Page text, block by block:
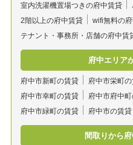
室内洗濯機置場つきの府中賃貸
2階以上の府中賃貸
wifi無料の
テナント・事務所・店舗の府中賃
府中エリア
府中市新町の賃貸 府中市栄町
府中市幸町の賃貸
府中市府中
府中市緑町の賃貸
府中市の賃貸
間取りから